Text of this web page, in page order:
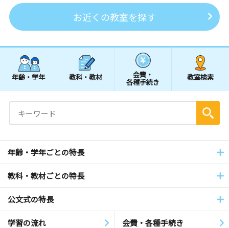
お近くの教室を探す
年齢・学年 教科・教材 会費・
各種手続き
教室検索
年齢・学年ごとの特長
教科・教材ごとの特長
公文式の特長
学習の流れ 会費・各種手続き